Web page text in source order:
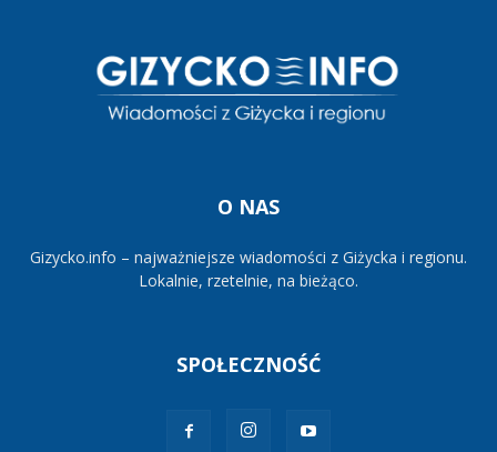
O NAS
Gizycko.info – najważniejsze wiadomości z Giżycka i regionu.
Lokalnie, rzetelnie, na bieżąco.
SPOŁECZNOŚĆ